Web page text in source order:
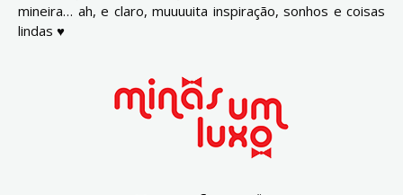
mineira… ah, e claro, muuuuita inspiração, sonhos e coisas
lindas ♥